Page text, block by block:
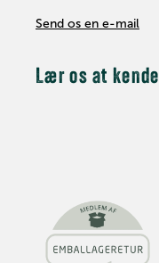
Send os en e-mail
Lær os at kende